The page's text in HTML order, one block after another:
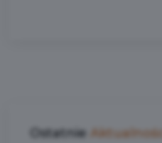
Ostatnie Aktualności